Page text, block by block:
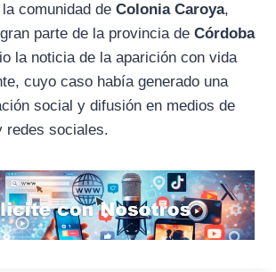
comunidad de Colonia Caroya,
parte de la provincia de Córdoba
la noticia de la aparición con vida
cuyo caso había generado una
social y difusión en medios de
redes sociales.